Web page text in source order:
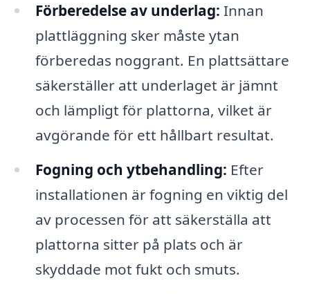
Förberedelse av underlag: Innan
plattläggning sker måste ytan
förberedas noggrant. En plattsättare
säkerställer att underlaget är jämnt
och lämpligt för plattorna, vilket är
avgörande för ett hållbart resultat.
Fogning och ytbehandling: Efter
installationen är fogning en viktig del
av processen för att säkerställa att
plattorna sitter på plats och är
skyddade mot fukt och smuts.